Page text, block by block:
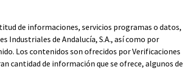
de informaciones, servicios programas o datos,
Industriales de Andalucía, S.A., así como por
Los contenidos son ofrecidos por Verificaciones
cantidad de información que se ofrece, algunos de